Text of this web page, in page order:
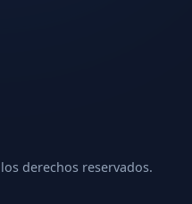
derechos reservados.